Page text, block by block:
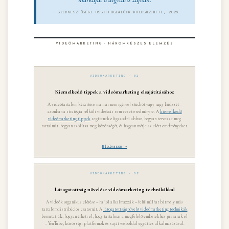
— SZERKESZTŐSÉGI ÖSSZEFOGLALÓNK KULCSÜZENETE, 2025
VIDEÓMARKETING · HÁROMRÉSZES ELEMZÉS
VIDEÓMARKETING · 01
Kiemelkedő tippek a videómarketing elsajátításához
A videótartalom készítése ma már nem igényel stúdiót vagy nagy büdzsét –
azonban a stratégia nélküli videózás sem vezet eredményre. A kiemelkedő
videómarketing tippek segítenek eligazodni abban, hogyan tervezze meg
tartalmát, hogyan szólítsa meg közönségét, és hogyan mérje az elért eredményeket.
Elolvasom →
VIDEÓMARKETING · 02
Látogatottság növelése videómarketing technikákkal
A videók organikus elérése – ha jól alkalmazzák – felülmúlhat bármely más
tartalomdistribúciós csatornát. A látogatottságnövelő videómarketing technikák
bemutatják, hogyan érheti el, hogy tartalmai a megfelelő emberekhez jussanak el
– YouTube, közösségi platformok és saját weboldal együttes alkalmazásával.